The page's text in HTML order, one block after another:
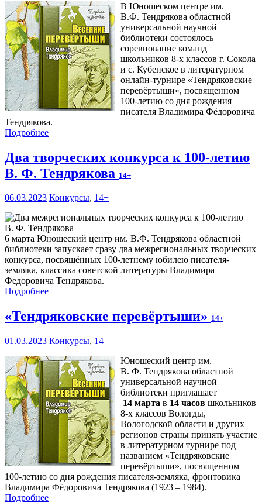
В Юношеском центре им.
В.Ф. Тендрякова областной
универсальной научной
библиотеки состоялось
соревнование команд
школьников 8-х классов г. Сокола
и с. Кубенское в литературном
онлайн-турнире «Тендряковские
перевёртыши», посвященном
100-летию со дня рождения
писателя Владимира Фёдоровича
Тендрякова.
Подробнее
Два творческих конкурса к 100-летию
В. Ф. Тендрякова 14+
06.03.2023 Конкурсы, 14+
6 марта Юношеский центр им. В.Ф. Тендрякова областной
библиотеки запускает сразу два межрегиональных творческих
конкурса, посвящённых 100-летнему юбилею писателя-
земляка, классика советской литературы Владимира
Федоровича Тендрякова.
Подробнее
«Тендряковские перевёртыши» 14+
01.03.2023 Конкурсы, 14+
Юношеский центр им.
В. Ф. Тендрякова областной
универсальной научной
библиотеки приглашает
14 марта в 14 часов школьников
8-х классов Вологды,
Вологодской области и других
регионов страны принять участие
в литературном турнире под
названием «Тендряковские
перевёртыши», посвященном
100-летию со дня рождения писателя-земляка, фронтовика
Владимира Фёдоровича Тендрякова (1923 – 1984).
Подробнее